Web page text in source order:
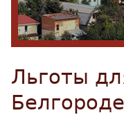
Льготы
Белгороде